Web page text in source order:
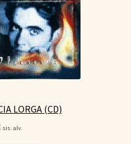
LORGA (CD)
sis. alv.